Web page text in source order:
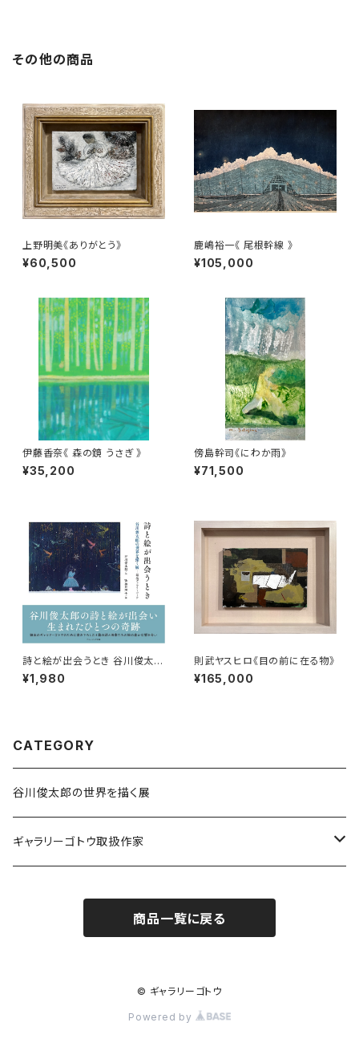
その他の商品
上野明美《ありがとう》
¥60,500
鹿嶋裕一《 尾根幹線 》
¥105,000
伊藤香奈《 森の鏡 うさぎ 》
¥35,200
傍島幹司《にわか雨》
¥71,500
詩と絵が出会うとき 谷川俊太郎
の世界を描く展-銀座ギャラリー
ゴトウ
¥1,980
則武ヤスヒロ《目の前に在る物》
¥165,000
CATEGORY
谷川俊太郎の世界を描く展
ギャラリーゴトウ取扱作家
商品一覧に戻る
© ギャラリーゴトウ
Powered by